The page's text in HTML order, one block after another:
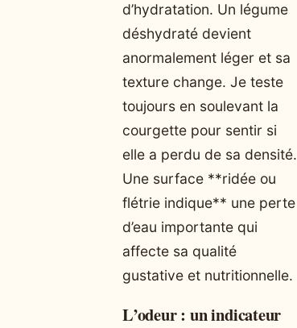
d’hydratation. Un légume
déshydraté devient
anormalement léger et sa
texture change. Je teste
toujours en soulevant la
courgette pour sentir si
elle a perdu de sa densité.
Une surface **ridée ou
flétrie indique** une perte
d’eau importante qui
affecte sa qualité
gustative et nutritionnelle.
L’odeur : un indicateur